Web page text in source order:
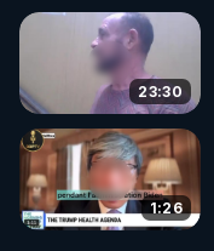
23:30
1:26